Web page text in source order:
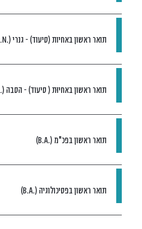
תואר ראשון באחיות (סיעוד) - גנרי (.B.S.N)
תואר ראשון באחיוּת ( סיעוד) - הסבה (.B.S.N)
תואר ראשון בפכ"מ (.B.A)
תואר ראשון בפסיכולוגיה (.B.A)